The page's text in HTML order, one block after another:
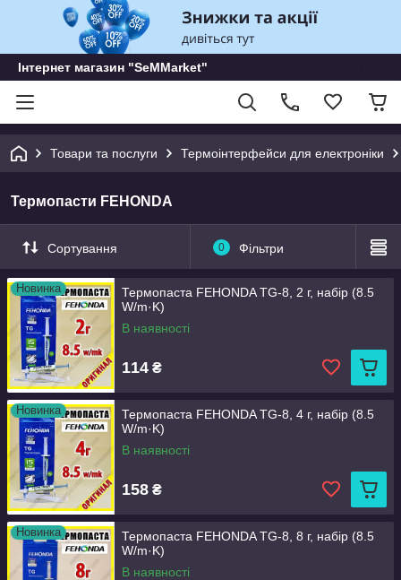
Інтернет магазин "SeMMarket"
Товари та послуги Термоінтерфейси для електроніки
Термопасти FEHONDA
Сортування 0 Фільтри
Новинка
Термопаста FEHONDA TG-8, 2 г, набір (8.5
W/m·K)
В наявності
114 ₴
Новинка
Термопаста FEHONDA TG-8, 4 г, набір (8.5
W/m·K)
В наявності
158 ₴
Новинка
Термопаста FEHONDA TG-8, 8 г, набір (8.5
W/m·K)
В наявності